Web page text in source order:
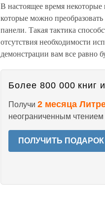
В настоящее время
которые можно
панели. Такая тактика
отсутствия необходимости
демонстрации вам все равно
Более 800 000 книг
Получи 2 месяца
неограниченным чтением
ПОЛУЧИТЬ ПОДАРОК